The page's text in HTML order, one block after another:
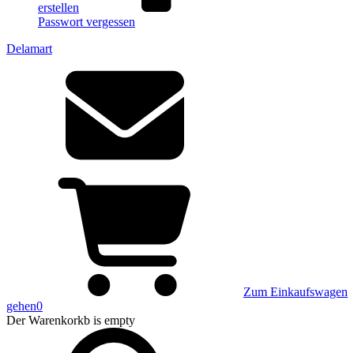
erstellen
Passwort vergessen
Delamart
Zum Einkaufswagen
gehen0
Der Warenkorkb is empty